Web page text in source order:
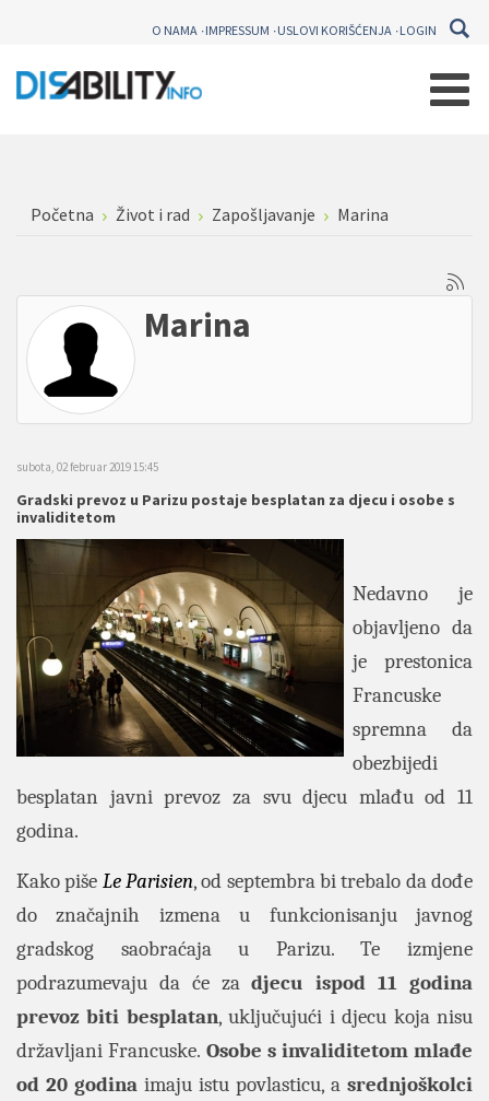
O NAMA IMPRESSUM USLOVI KORIŠĆENJA LOGIN
Početna Život i rad Zapošljavanje Marina
Marina
subota, 02 februar 2019 15:45
Gradski prevoz u Parizu postaje besplatan za djecu i osobe s
invaliditetom
Nedavno je
objavljeno da
je prestonica
Francuske
spremna da
obezbijedi
besplatan javni prevoz za svu djecu mlađu od 11
godina.
Kako piše Le Parisien, od septembra bi trebalo da dođe
do značajnih izmena u funkcionisanju javnog
gradskog saobraćaja u Parizu. Te izmjene
podrazumevaju da će zadjecu ispod 11 godina
prevoz biti besplatan, uključujući i djecu koja nisu
državljani Francuske. Osobe s invaliditetom mlađe
od 20 godina imaju istu povlasticu, a srednjoškolci